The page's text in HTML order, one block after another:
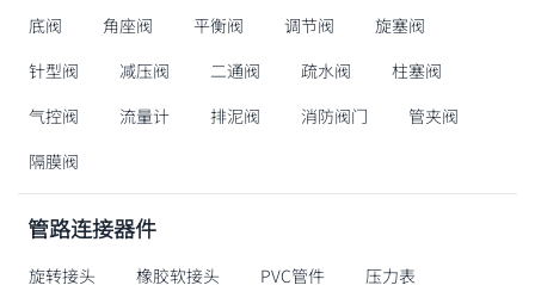
底阀
角座阀 平衡阀 调节阀
旋塞阀
针型阀
减压阀 二通阀 疏水阀
柱塞阀
气控阀
流量计 排泥阀 消防阀门
管夹阀
隔膜阀
管路连接器件
旋转接头 橡胶软接头 PVC管件 压力表